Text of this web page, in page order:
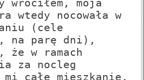
wróciłem, moja
wtedy nocowała w
(cele
na parę dni),
że w ramach
za nocleg
mi całe mieszkanie,